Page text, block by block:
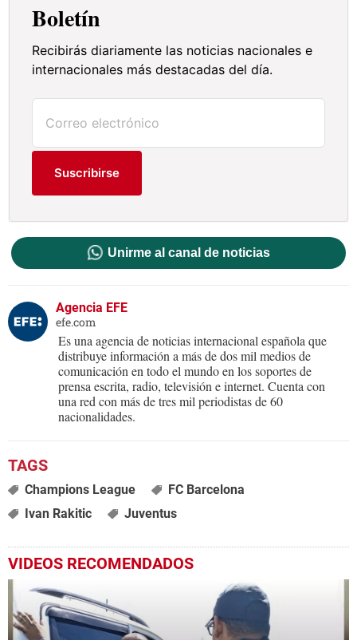
Boletín
Recibirás diariamente las noticias nacionales e
internacionales más destacadas del día.
Suscribirse
Unirme al canal de noticias
Agencia EFE
efe.com
Es una agencia de noticias internacional española que
distribuye información a más de dos mil medios de
comunicación en todo el mundo en los soportes de
prensa escrita, radio, televisión e internet. Cuenta con
una red con más de tres mil periodistas de 60
nacionalidades.
Champions League
FC Barcelona
Ivan Rakitic
Juventus
VIDEOS RECOMENDADOS